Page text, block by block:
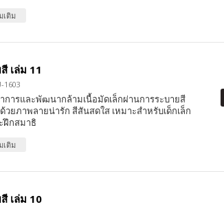
เติม
เล่ม 11
1603
การและพัฒนากล้ามเนื้อมัดเล็กผ่านการระบายสี
วยภาพลายน่ารัก สีสันสดใส เหมาะสำหรับเด็กเล็ก
ฝึกสมาธิ
เติม
เล่ม 10